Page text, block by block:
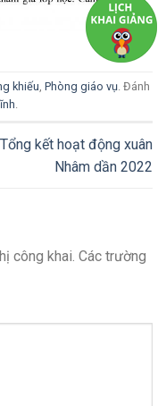
khiếu Phòng giáo vụ . Đánh
Tổng kết hoạt động xuân
Nhâm dần 2022
công khai. Các trường